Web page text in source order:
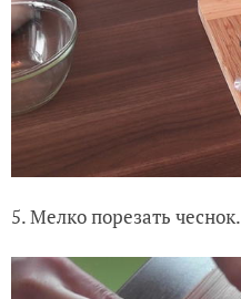
5. Мелко порезать чеснок.